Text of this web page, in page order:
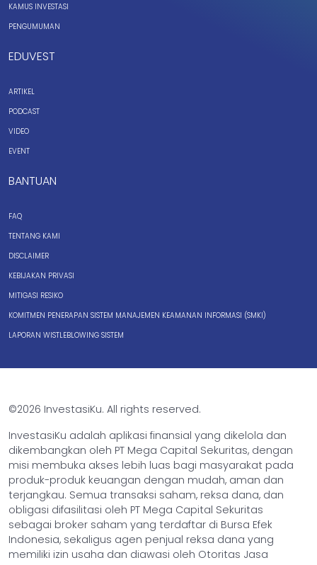
KAMUS INVESTASI
PENGUMUMAN
EDUVEST
ARTIKEL
PODCAST
VIDEO
EVENT
BANTUAN
FAQ
TENTANG KAMI
DISCLAIMER
KEBIJAKAN PRIVASI
MITIGASI RESIKO
KOMITMEN PENERAPAN SISTEM MANAJEMEN KEAMANAN INFORMASI (SMKI)
LAPORAN WISTLEBLOWING SISTEM
©2026 InvestasiKu. All rights reserved.
InvestasiKu adalah aplikasi finansial yang dikelola dan
dikembangkan oleh PT Mega Capital Sekuritas, dengan
misi membuka akses lebih luas bagi masyarakat pada
produk-produk keuangan dengan mudah, aman dan
terjangkau. Semua transaksi saham, reksa dana, dan
obligasi difasilitasi oleh PT Mega Capital Sekuritas
sebagai broker saham yang terdaftar di Bursa Efek
Indonesia, sekaligus agen penjual reksa dana yang
memiliki izin usaha dan diawasi oleh Otoritas Jasa